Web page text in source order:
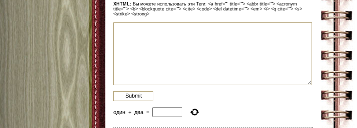
XHTML: Вы можете использовать эти Теги: <a href="" title=""> <abbr title=""> <acronym
title=""> <b> <blockquote cite=""> <cite> <code> <del datetime=""> <em> <i> <q cite=""> <s>
<strike> <strong>
один + два =